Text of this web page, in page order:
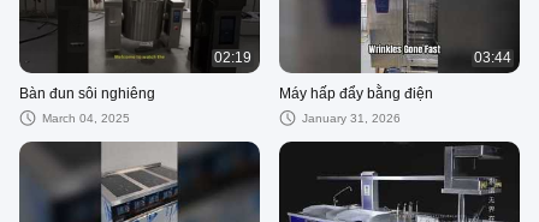
02:19
Bàn đun sôi nghiêng
March 04, 2025
03:44
Máy hấp đẩy bằng điện
January 31, 2026